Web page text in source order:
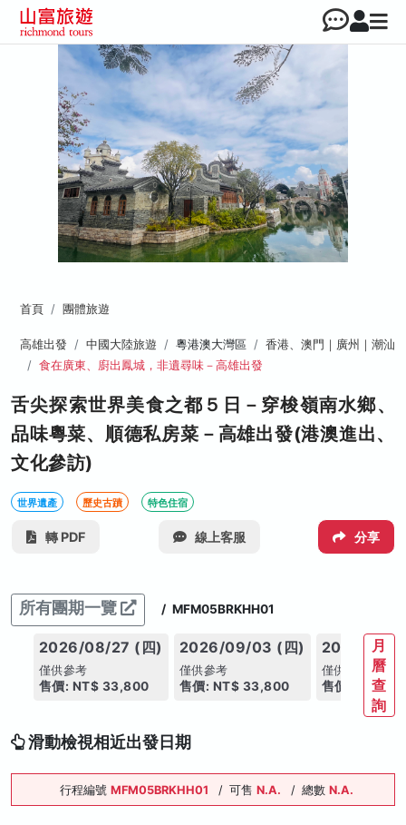
首頁 團體旅遊
高雄出發 中國大陸旅遊 粵港澳大灣區
香港、澳門｜廣州｜潮汕
食在廣東、廚出鳳城，非遺尋味－高雄出發
舌尖探索世界美食之都５日－穿梭嶺南水鄉、
品味粵菜、順德私房菜－高雄出發(港澳進出、
文化參訪)
世界遺產 歷史古蹟 特色住宿
轉 PDF 線上客服 分享
所有團期一覽 / MFM05BRKHH01
2026/08/27 (四)
僅供參考
售價: NT$ 33,800
2026/09/03 (四)
僅供參考
售價: NT$ 33,800
2026/09/
僅供參考
售價: NT$
月
曆
查
詢
滑動檢視相近出發日期
行程編號 MFM05BRKHH01 / 可售 N.A. / 總數 N.A.